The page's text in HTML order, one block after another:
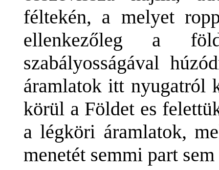
féltekén, a melyet
ellenkezőleg a
szabályosságával
áramlatok itt nyugatról
körül a Földet es
a légköri áramlatok,
menetét semmi part